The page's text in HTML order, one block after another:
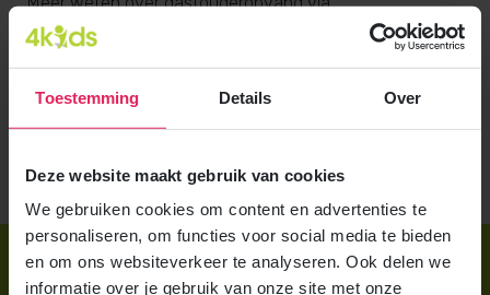
Toestemming Details Over
Deze website maakt gebruik van cookies
We gebruiken cookies om content en advertenties te
personaliseren, om functies voor social media te bieden
en om ons websiteverkeer te analyseren. Ook delen we
informatie over je gebruik van onze site met onze
gastouderbureau 4Kids? Vraag gratis en vrijblijvend de
4Kids brochure voor ouders aan en ontvang het direct
Direct regelen